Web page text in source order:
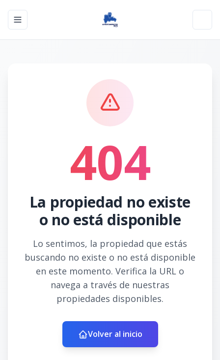
Toggle navigation menu
404
La propiedad no existe
o no está disponible
Lo sentimos, la propiedad que estás
buscando no existe o no está disponible
en este momento. Verifica la URL o
navega a través de nuestras
propiedades disponibles.
Volver al inicio